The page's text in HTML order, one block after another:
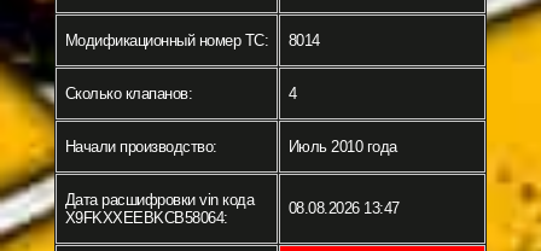
Модификационный номер ТС: 8014
Сколько клапанов: 4
Начали производство: Июль 2010 года
Дата расшифровки vin кода
X9FKXXEEBKCB58064:
08.08.2026 13:47